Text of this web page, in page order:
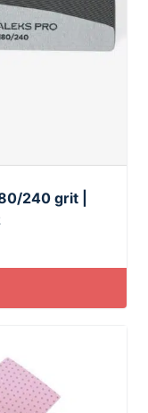
240 grit |